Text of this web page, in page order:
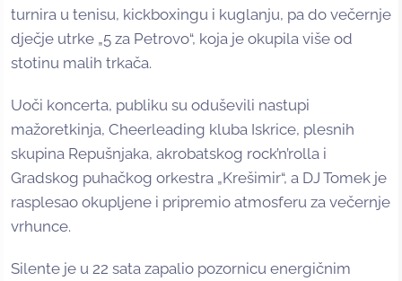
turnira u tenisu, kickboxingu i kuglanju, pa do večernje
dječje utrke „5 za Petrovo“, koja je okupila više od
stotinu malih trkača.
Uoči koncerta, publiku su oduševili nastupi
mažoretkinja, Cheerleading kluba Iskrice, plesnih
skupina Repušnjaka, akrobatskog rock’n’rolla i
Gradskog puhačkog orkestra „Krešimir“, a DJ Tomek je
rasplesao okupljene i pripremio atmosferu za večernje
vrhunce.
Silente je u 22 sata zapalio pozornicu energičnim